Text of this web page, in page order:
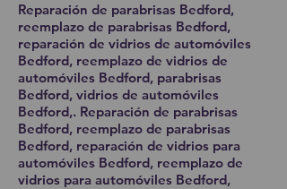
Reparación de parabrisas Bedford,
reemplazo de parabrisas Bedford,
reparación de vidrios de automóviles
Bedford, reemplazo de vidrios de
automóviles Bedford, parabrisas
Bedford, vidrios de automóviles
Bedford,. Reparación de parabrisas
Bedford, reemplazo de parabrisas
Bedford, reparación de vidrios para
automóviles Bedford, reemplazo de
vidrios para automóviles Bedford,